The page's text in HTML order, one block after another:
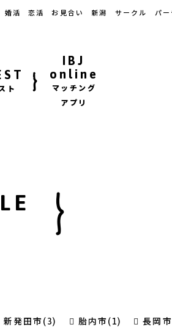
婚活 恋活 お見合い 新潟 サークル パー
ト
IBJ
online
マッチング
アプリ
新発田市(3) 胎内市(1) 長岡